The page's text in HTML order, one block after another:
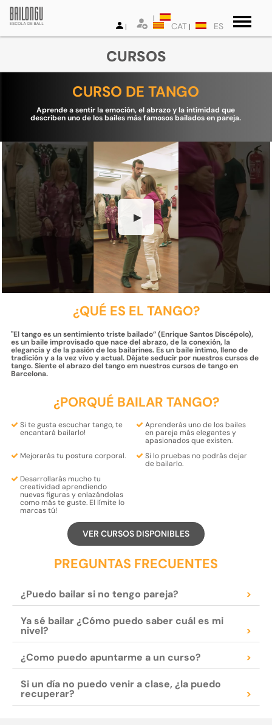
CAT ES
CURSOS
CURSO DE TANGO
Aprende a sentir la emoción, el abrazo y la intimidad que
describen uno de los bailes más famosos bailados en pareja.
▶
¿QUÉ ES EL TANGO?
''El tango es un sentimiento triste bailado” (Enrique Santos Discépolo),
es un baile improvisado que nace del abrazo, de la conexión, la
elegancia y de la pasión de los bailarines. Es un baile íntimo, lleno de
tradición y a la vez vivo y actual. Déjate seducir por nuestros cursos de
tango. Siente el abrazo del tango em nuestros cursos de tango en
Barcelona.
¿PORQUÉ BAILAR TANGO?
Si te gusta escuchar tango,te
encantará bailarlo!
Aprenderásuno de los bailes
en pareja más elegantes y
apasionadosque existen.
Mejorarás tu postura corporal. Si lo pruebasno podrás dejar
de bailarlo.
Desarrollarás mucho tu
creatividad aprendiendo
nuevas figuras y enlazándolas
como más te guste. El límite lo
marcas tú!
VER CURSOS DISPONIBLES
PREGUNTAS FRECUENTES
¿Puedo bailar si no tengo pareja? >
Ya sé bailar ¿Cómo puedo saber cuál es mi
nivel? >
¿Como puedo apuntarme a un curso? >
Si un día no puedo venir a clase, ¿la puedo
recuperar? >